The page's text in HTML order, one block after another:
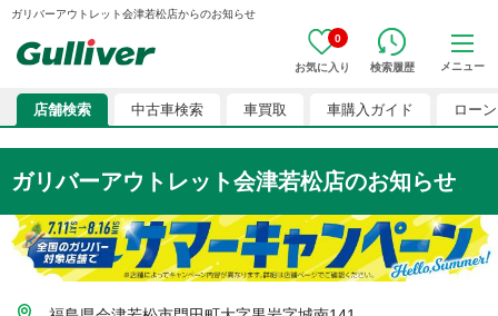
ガリバーアウトレット会津若松店からのお知らせ
0
お気に入り 検索履歴 メニュー
店舗検索 中古車検索 車買取 車購入ガイド ローン
ガリバーアウトレット会津若松店のお知らせ